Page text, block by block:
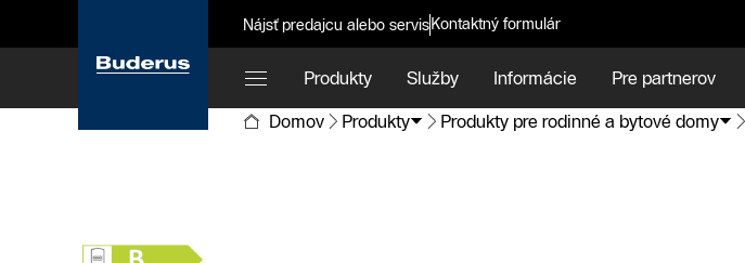
Nájsť predajcu alebo servisKontaktný formulár
Produkty Služby Informácie Pre partnerov
Domov
Produkty Produkty pre rodinné a bytové domy